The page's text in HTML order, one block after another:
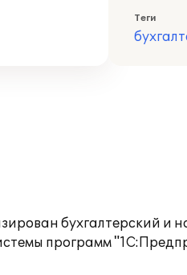
Теги
бухгалтерский и
программ